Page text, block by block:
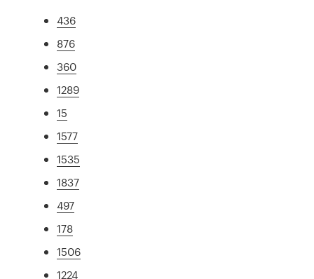
436
876
360
1289
15
1577
1535
1837
497
178
1506
1224